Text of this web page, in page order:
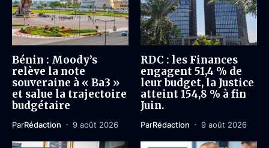
Bénin : Moody’s
relève la note
souveraine à « Ba3 »
et salue la trajectoire
budgétaire
ParRédaction 9 août 2026
RDC : les Finances
engagent 51,4 % de
leur budget, la Justice
atteint 154,8 % à fin
Juin.
ParRédaction 9 août 2026